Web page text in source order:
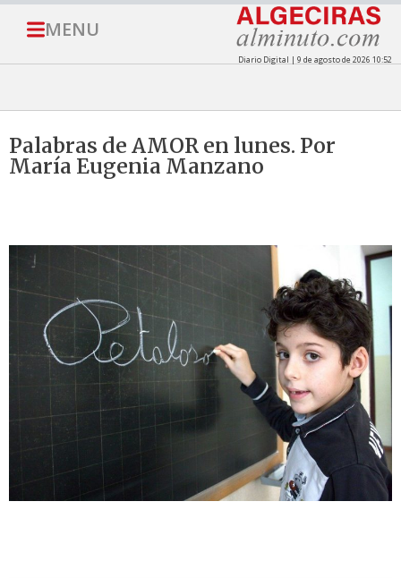
MENU
Diario Digital | 9 de agosto de 2026 10:52
Palabras de AMOR en lunes. Por
María Eugenia Manzano